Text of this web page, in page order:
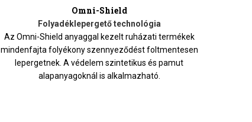
Omni-Shield
Folyadéklepergető technológia
Az Omni-Shield anyaggal kezelt ruházati termékek
mindenfajta folyékony szennyeződést foltmentesen
lepergetnek. A védelem szintetikus és pamut
alapanyagoknál is alkalmazható.